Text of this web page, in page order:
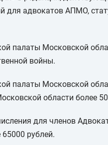
для адвокатов АПМО,
палаты Московской
войны.
палаты Московской
области более 50
для членов
рублей.